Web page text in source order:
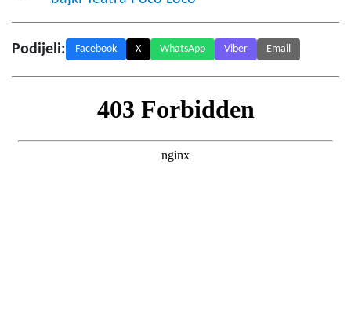
Podijeli: Facebook X WhatsApp Viber Email